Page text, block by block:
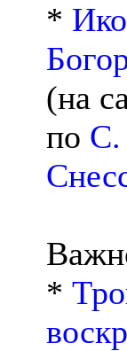
*
(на
по
*